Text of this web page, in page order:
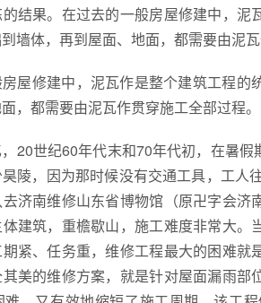
结果。在过去的一般房屋修建中，
墙体，再到屋面、地面，都需要由泥瓦
屋修建中，泥瓦作是整个建筑工程
，都需要由泥瓦作贯穿施工全部过程。
20世纪60年代末和70年代初，在暑
陵，因为那时候没有交通工具，工
济南维修山东省博物馆（原卍字会
建筑，重檐歇山，施工难度非常大
紧、任务重，维修工程最大的困难
美的维修方案，就是针对屋面漏雨